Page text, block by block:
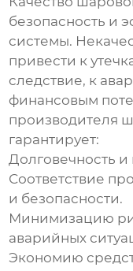
безопасность и
системы.
привести к
следствие, к
финансовым
производителя
гарантирует:
Долговечность
Соответствие
и безопасности.
Минимизацию
аварийных
Экономию